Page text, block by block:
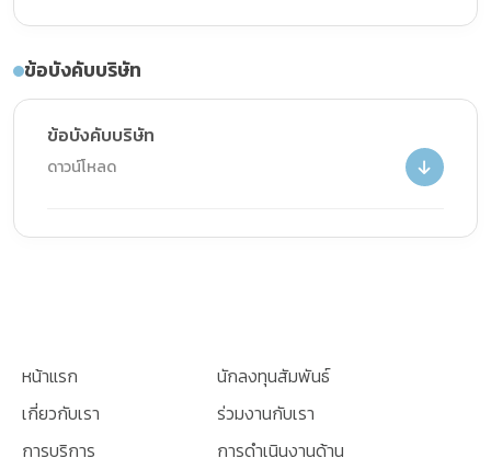
ข้อบังคับบริษัท
ข้อบังคับบริษัท
ดาวน์โหลด
หน้าแรก
เกี่ยวกับเรา
การบริการ
นักลงทุนสัมพันธ์
ร่วมงานกับเรา
การดำเนินงานด้าน